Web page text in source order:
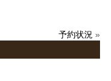
予約状況 »